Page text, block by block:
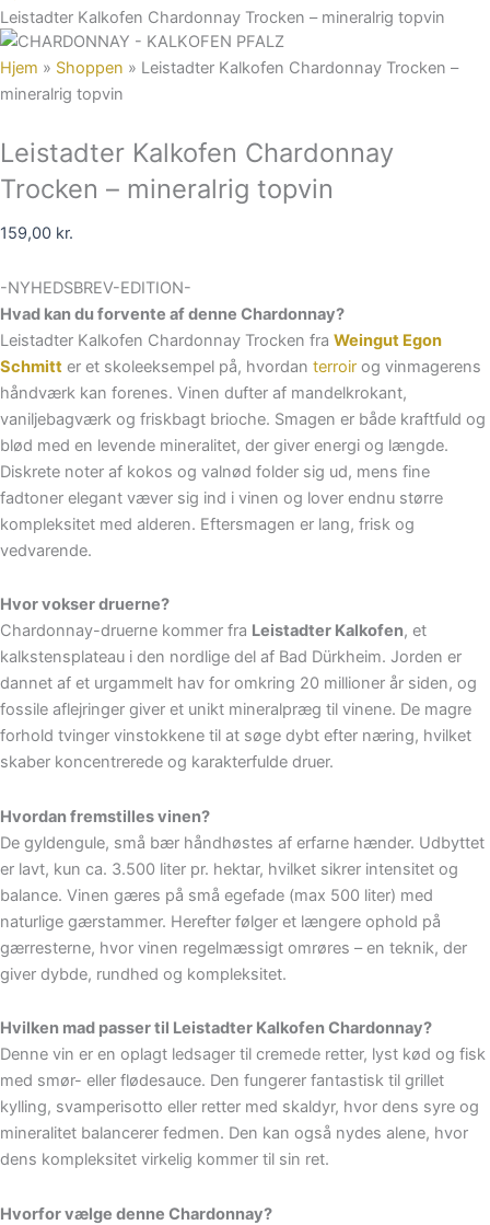
Leistadter Kalkofen Chardonnay Trocken – mineralrig topvin
Hjem » Shoppen » Leistadter Kalkofen Chardonnay Trocken –
mineralrig topvin
Leistadter Kalkofen Chardonnay
Trocken – mineralrig topvin
159,00 kr.
-NYHEDSBREV-EDITION-
Hvad kan du forvente af denne Chardonnay?
Leistadter Kalkofen Chardonnay Trocken fra Weingut Egon
Schmitt er et skoleeksempel på, hvordan terroir og vinmagerens
håndværk kan forenes. Vinen dufter af mandelkrokant,
vaniljebagværk og friskbagt brioche. Smagen er både kraftfuld og
blød med en levende mineralitet, der giver energi og længde.
Diskrete noter af kokos og valnød folder sig ud, mens fine
fadtoner elegant væver sig ind i vinen og lover endnu større
kompleksitet med alderen. Eftersmagen er lang, frisk og
vedvarende.
Hvor vokser druerne?
Chardonnay-druerne kommer fra Leistadter Kalkofen, et
kalkstensplateau i den nordlige del af Bad Dürkheim. Jorden er
dannet af et urgammelt hav for omkring 20 millioner år siden, og
fossile aflejringer giver et unikt mineralpræg til vinene. De magre
forhold tvinger vinstokkene til at søge dybt efter næring, hvilket
skaber koncentrerede og karakterfulde druer.
Hvordan fremstilles vinen?
De gyldengule, små bær håndhøstes af erfarne hænder. Udbyttet
er lavt, kun ca. 3.500 liter pr. hektar, hvilket sikrer intensitet og
balance. Vinen gæres på små egefade (max 500 liter) med
naturlige gærstammer. Herefter følger et længere ophold på
gærresterne, hvor vinen regelmæssigt omrøres – en teknik, der
giver dybde, rundhed og kompleksitet.
Hvilken mad passer til Leistadter Kalkofen Chardonnay?
Denne vin er en oplagt ledsager til cremede retter, lyst kød og fisk
med smør- eller flødesauce. Den fungerer fantastisk til grillet
kylling, svamperisotto eller retter med skaldyr, hvor dens syre og
mineralitet balancerer fedmen. Den kan også nydes alene, hvor
dens kompleksitet virkelig kommer til sin ret.
Hvorfor vælge denne Chardonnay?